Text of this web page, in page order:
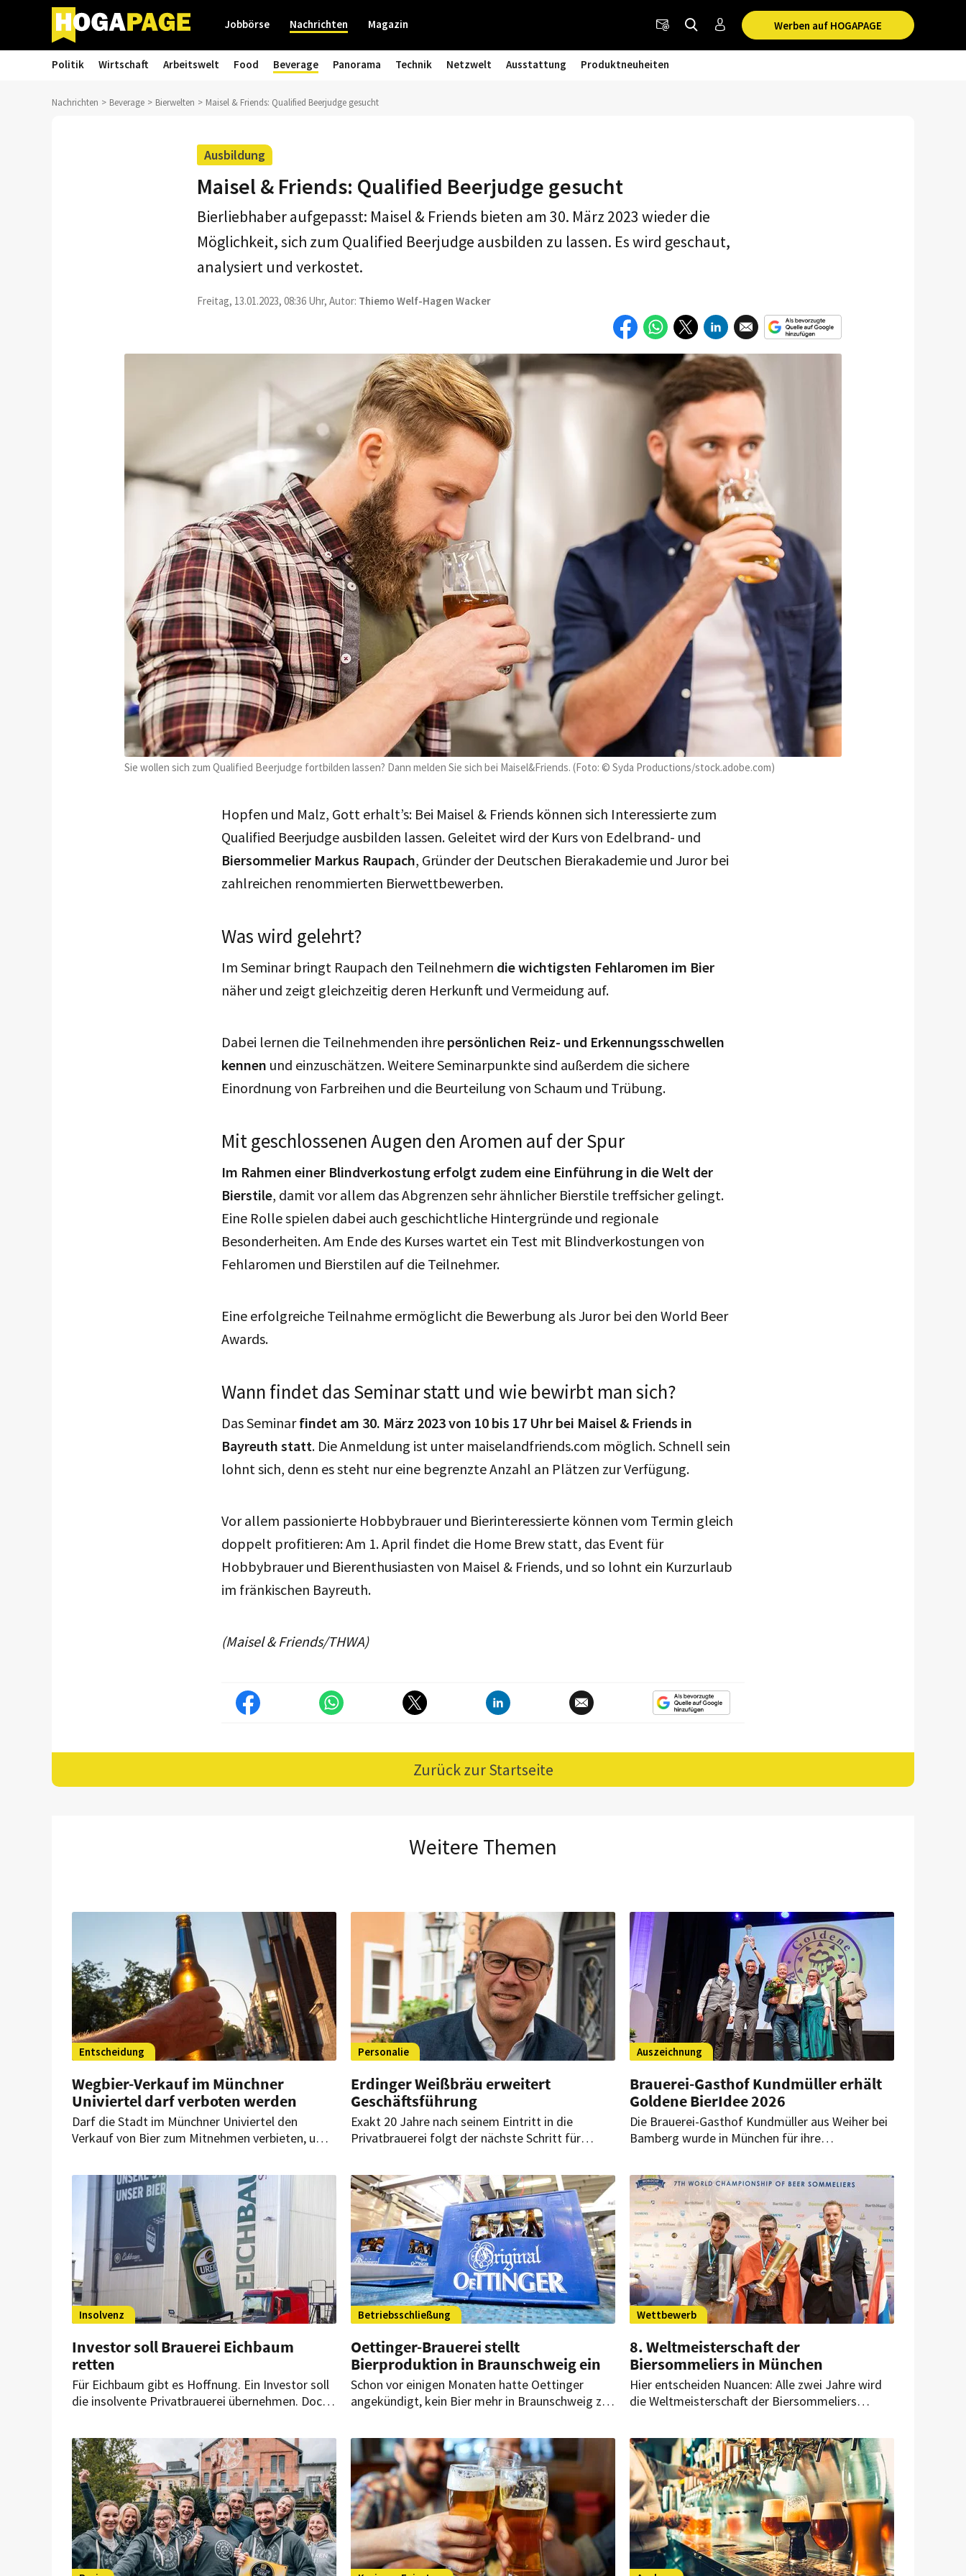
Werben auf HOGAPAGE
Jobbörse Nachrichten Magazin
Politik Wirtschaft Arbeitswelt Food Beverage Panorama Technik Netzwelt Ausstattung Produktneuheiten
Nachrichten Beverage Bierwelten Maisel & Friends: Qualified Beerjudge gesucht
Ausbildung
Maisel & Friends: Qualified Beerjudge gesucht
Sie wollen sich zum Qualified Beerjudge fortbilden lassen? Dann melden Sie sich bei Maisel&Friends. (Foto: © Syda Productions/stock.adobe.com)
Bierliebhaber aufgepasst: Maisel & Friends bieten am 30. März 2023 wieder die
Möglichkeit, sich zum Qualified Beerjudge ausbilden zu lassen. Es wird geschaut,
analysiert und verkostet.
Freitag, 13.01.2023, 08:36 Uhr, Autor: Thiemo Welf-Hagen Wacker
Hopfen und Malz, Gott erhalt’s: Bei Maisel & Friends können sich Interessierte zum
Qualified Beerjudge ausbilden lassen. Geleitet wird der Kurs von Edelbrand- und
Biersommelier Markus Raupach, Gründer der Deutschen Bierakademie und Juror bei
zahlreichen renommierten Bierwettbewerben.
Was wird gelehrt?
Im Seminar bringt Raupach den Teilnehmern die wichtigsten Fehlaromen im Bier
näher und zeigt gleichzeitig deren Herkunft und Vermeidung auf.
Dabei lernen die Teilnehmenden ihre persönlichen Reiz- und Erkennungsschwellen
kennen und einzuschätzen. Weitere Seminarpunkte sind außerdem die sichere
Einordnung von Farbreihen und die Beurteilung von Schaum und Trübung.
Mit geschlossenen Augen den Aromen auf der Spur
Im Rahmen einer Blindverkostung erfolgt zudem eine Einführung in die Welt der
Bierstile, damit vor allem das Abgrenzen sehr ähnlicher Bierstile treffsicher gelingt.
Eine Rolle spielen dabei auch geschichtliche Hintergründe und regionale
Besonderheiten. Am Ende des Kurses wartet ein Test mit Blindverkostungen von
Fehlaromen und Bierstilen auf die Teilnehmer.
Eine erfolgreiche Teilnahme ermöglicht die Bewerbung als Juror bei den World Beer
Awards.
Wann findet das Seminar statt und wie bewirbt man sich?
Das Seminarfindet am 30. März 2023 von 10 bis 17 Uhr bei Maisel & Friends in
Bayreuth statt. Die Anmeldung ist unter maiselandfriends.com möglich. Schnell sein
lohnt sich, denn es steht nur eine begrenzte Anzahl an Plätzen zur Verfügung.
Vor allem passionierte Hobbybrauer und Bierinteressierte können vom Termin gleich
doppelt profitieren: Am 1. April findet die Home Brew statt, das Event für
Hobbybrauer und Bierenthusiasten von Maisel & Friends, und so lohnt ein Kurzurlaub
im fränkischen Bayreuth.
(Maisel & Friends/THWA)
Zurück zur Startseite
Weitere Themen
Entscheidung
Wegbier-Verkauf im Münchner
Univiertel darf verboten werden
Darf die Stadt im Münchner Univiertel den
Verkauf von Bier zum Mitnehmen verbieten, um
Verwaltungsgericht München ein Urteil
verkündet – mit direkter Bedeutung für Betriebe
mit spätem Außer-Haus-Verkauf.
Personalie
Erdinger Weißbräu erweitert
Geschäftsführung
Exakt 20 Jahre nach seinem Eintritt in die
Privatbrauerei folgt der nächste Schritt für
neuer Geschäftsführer Recht, Personal und
Organisation bei der Privatbrauerei Erdinger
Weißbräu Werner Brombach GmbH.
Auszeichnung
Brauerei-Gasthof Kundmüller erhält
Goldene BierIdee 2026
Die Brauerei-Gasthof Kundmüller aus Weiher bei
Bamberg wurde in München für ihre
Programm umfasst fünf Partnerschaften in vier
Ländern und auf drei Kontinenten.
Insolvenz
Investor soll Brauerei Eichbaum
retten
Für Eichbaum gibt es Hoffnung. Ein Investor soll
die insolvente Privatbrauerei übernehmen. Doch
steht auf dem Spiel.
Betriebsschließung
Oettinger-Brauerei stellt
Bierproduktion in Braunschweig ein
Schon vor einigen Monaten hatte Oettinger
angekündigt, kein Bier mehr in Braunschweig zu
jedoch ohne Erfolg. Das Aus kommt früher als
erwartet.
Wettbewerb
8. Weltmeisterschaft der
Biersommeliers in München
Hier entscheiden Nuancen: Alle zwei Jahre wird
die Weltmeisterschaft der Biersommeliers
zum achten Mal statt.